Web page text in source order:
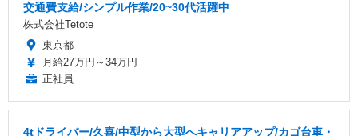
交通費支給/シンプル作業/20~30代活躍中
株式会社Tetote
東京都
月給27万円～34万円
正社員
4tドライバー/久喜/中型から大型へキャリアアップ/カゴ台車・